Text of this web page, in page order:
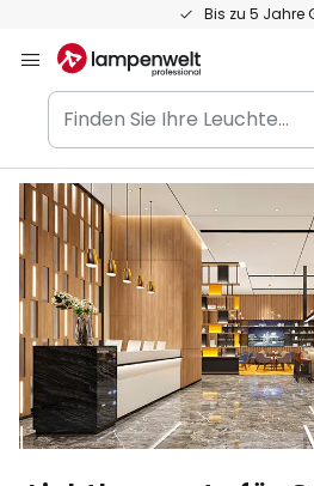
Inhalt
springen
Finden
Sie
Ihre
Leuchte...